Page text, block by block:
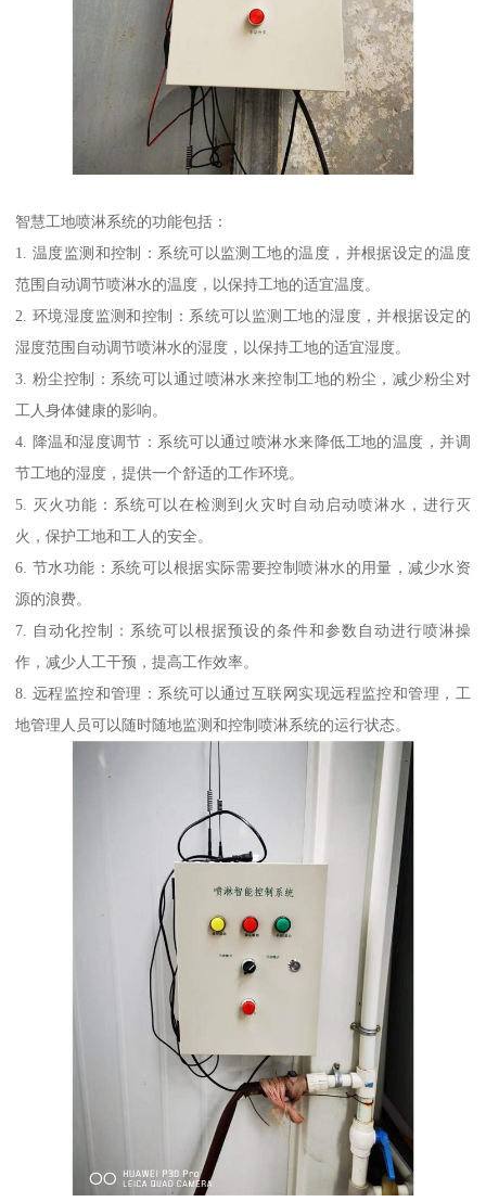
智慧工地喷淋系统的功能包括：
1. 温度监测和控制：系统可以监测工地的温度，并根据设定的温度
范围自动调节喷淋水的温度，以保持工地的适宜温度。
2. 环境湿度监测和控制：系统可以监测工地的湿度，并根据设定的
湿度范围自动调节喷淋水的湿度，以保持工地的适宜湿度。
3. 粉尘控制：系统可以通过喷淋水来控制工地的粉尘，减少粉尘对
工人身体健康的影响。
4. 降温和湿度调节：系统可以通过喷淋水来降低工地的温度，并调
节工地的湿度，提供一个舒适的工作环境。
5. 灭火功能：系统可以在检测到火灾时自动启动喷淋水，进行灭
火，保护工地和工人的安全。
6. 节水功能：系统可以根据实际需要控制喷淋水的用量，减少水资
源的浪费。
7. 自动化控制：系统可以根据预设的条件和参数自动进行喷淋操
作，减少人工干预，提高工作效率。
8. 远程监控和管理：系统可以通过互联网实现远程监控和管理，工
地管理人员可以随时随地监测和控制喷淋系统的运行状态。